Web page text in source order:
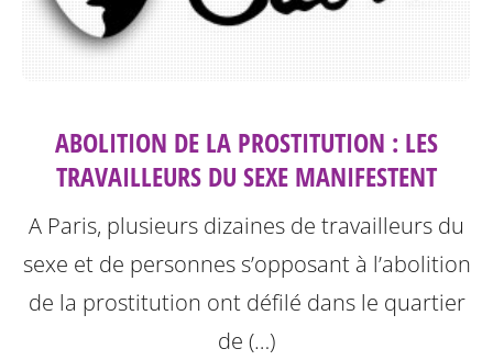
ABOLITION DE LA PROSTITUTION : LES
TRAVAILLEURS DU SEXE MANIFESTENT
A Paris, plusieurs dizaines de travailleurs du
sexe et de personnes s’opposant à l’abolition
de la prostitution ont défilé dans le quartier
de (…)